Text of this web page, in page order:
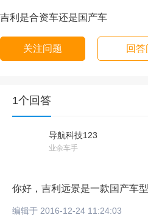
吉利是合资车还是国产车
关注问题 回答
1个回答
导航科技123
业余车手
你好，吉利远景是一款国产车
编辑于 2016-12-24 11:24:03